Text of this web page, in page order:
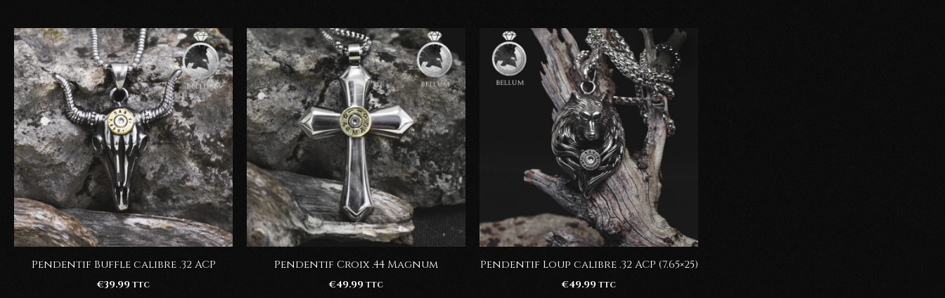
Pendentif Buffle calibre .32 ACP
€39.99 TTC
Pendentif Croix .44 Magnum
€49.99 TTC
Pendentif Loup calibre .32 ACP (7.65×25)
€49.99 TTC